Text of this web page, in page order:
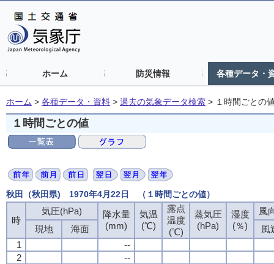
ホーム 防災情報 各種データ・
ホーム > 各種データ・資料 > 過去の気象データ検索 > １時間ごとの
１時間ごとの値
秋田（秋田県) 1970年4月22日 （１時間ごとの値）
時
気圧(hPa)
降水量
(mm)
気温
(℃)
露点
温度
(℃)
蒸気圧
(hPa)
湿度
(％)
風
現地
海面
風
1
--
2
--